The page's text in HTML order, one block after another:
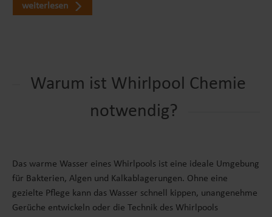
weiterlesen
Warum ist Whirlpool Chemie
notwendig?
Das warme Wasser eines Whirlpools ist eine ideale Umgebung
für Bakterien, Algen und Kalkablagerungen. Ohne eine
gezielte Pflege kann das Wasser schnell kippen, unangenehme
Gerüche entwickeln oder die Technik des Whirlpools